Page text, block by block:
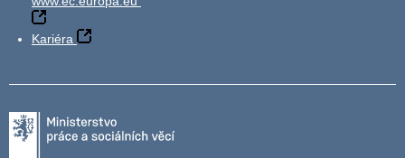
Kariéra